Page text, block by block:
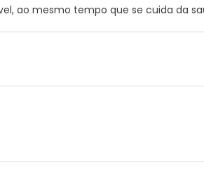
ao mesmo tempo que se cuida da